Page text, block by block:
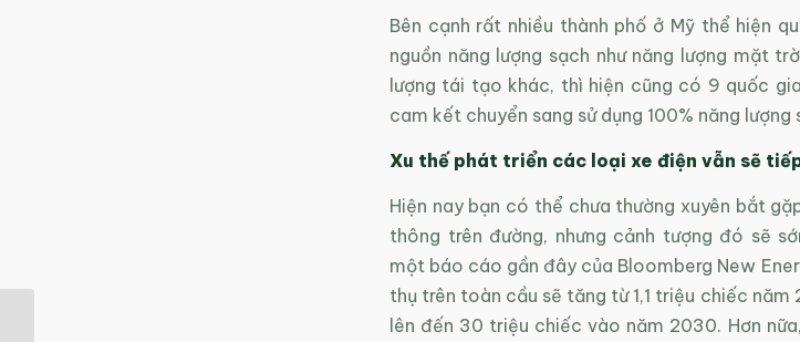
Bên cạnh rất nhiều thành phố ở Mỹ thể hiện
nguồn năng lượng sạch như năng lượng mặt
lượng tái tạo khác, thì hiện cũng có 9 quốc
cam kết chuyển sang sử dụng 100% năng lượng
Xu thế phát triển các loại xe điện vẫn sẽ
Hiện nay bạn có thể chưa thường xuyên bắt
thông trên đường, nhưng cảnh tượng đó sẽ
một báo cáo gần đây của Bloomberg New
thụ trên toàn cầu sẽ tăng từ 1,1 triệu chiếc năm
lên đến 30 triệu chiếc vào năm 2030. Hơn